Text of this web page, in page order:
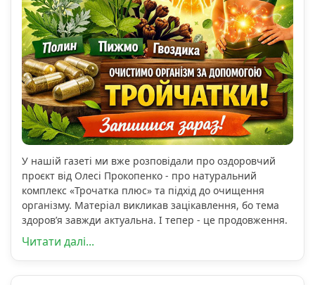
У нашій газеті ми вже розповідали про оздоровчий
проєкт від Олесі Прокопенко - про натуральний
комплекс «Трочатка плюс» та підхід до очищення
організму. Матеріал викликав зацікавлення, бо тема
здоров’я завжди актуальна. І тепер - це продовження.
Читати далі...